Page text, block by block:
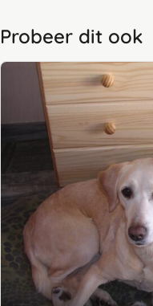
Probeer dit ook